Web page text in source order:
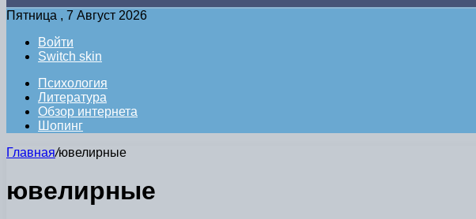
Пятница , 7 Август 2026
Войти
Switch skin
Психология
Литература
Обзор интернета
Шопинг
Главная/ювелирные
ювелирные